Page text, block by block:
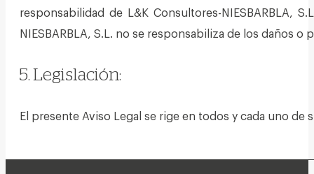
responsabilidad de L&K Consultores-NIESBARBLA,
NIESBARBLA, S.L. no se responsabiliza de los daños
5. Legislación:
El presente Aviso Legal se rige en todos y cada uno de